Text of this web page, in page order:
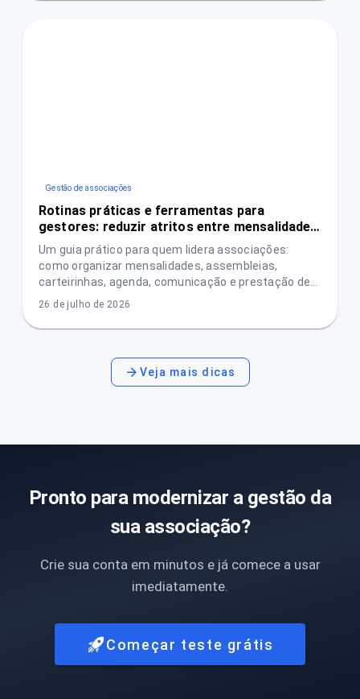
Gestão de associações
Rotinas práticas e ferramentas para
gestores: reduzir atritos entre mensalidades,
assembleias e prestação de contas
Um guia prático para quem lidera associações:
como organizar mensalidades, assembleias,
carteirinhas, agenda, comunicação e prestação de
contas com menos conflitos e mais transparência.
26 de julho de 2026
Veja mais dicas
Pronto para modernizar a gestão da
sua associação?
Crie sua conta em minutos e já comece a usar
imediatamente.
Começar teste grátis